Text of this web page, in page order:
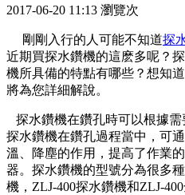
2017-06-20 11:13 瀏覽次
剛剛入行的人可能不知道探
近期買探水鑽機的這麽多呢？
機所具備的特點有哪些？想知
將為您詳細解說。
探水鑽機在鑽孔時可以根據需
探水鑽機在鑽孔過程當中，可
溫、降塵的作用，提高了作業
器。探水鑽機的型號分為很多
機，ZLJ-400探水鑽機和ZLJ-